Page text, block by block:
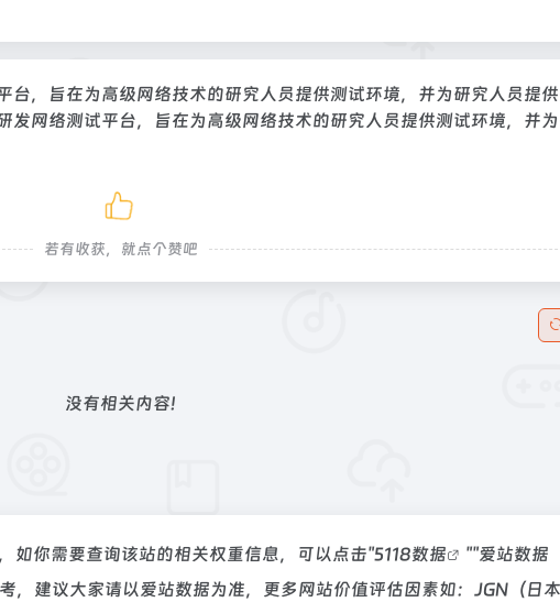
台，旨在为高级网络技术的研究人员提供测试环境，并为研究人员提
发网络测试平台，旨在为高级网络技术的研究人员提供测试环境，并
若有收获，就点个赞吧
没有相关内容!
如你需要查询该站的相关权重信息，可以点击"5118数据 ""爱站数据
，建议大家请以爱站数据为准，更多网站价值评估因素如：JGN（日